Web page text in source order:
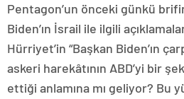
Pentagon’un önceki günkü
Biden’ın İsrail ile ilgili
Hürriyet’in “Başkan Biden’ın
askeri harekâtının ABD’yi bir
ettiği anlamına mı geliyor? Bu